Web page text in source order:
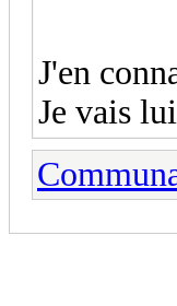
J'en
Je vais